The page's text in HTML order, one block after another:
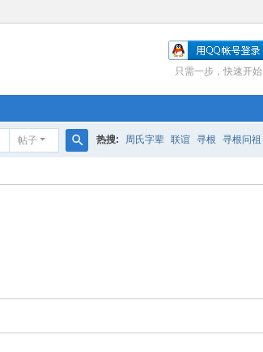
只需一步，快速开始
帖子
索
热搜: 周氏字辈 联谊 寻根 寻根问祖